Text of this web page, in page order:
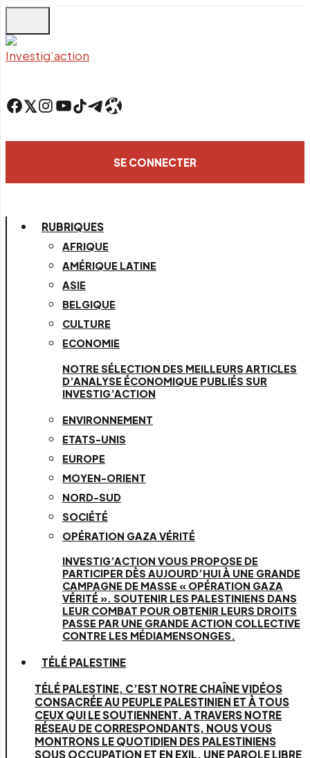
to
main
Facebook Twitter Instagram YouTube TikTok TelegramLien
SE CONNECTER
RUBRIQUES
AFRIQUE
AMÉRIQUE LATINE
ASIE
BELGIQUE
CULTURE
ECONOMIE
NOTRE SÉLECTION DES MEILLEURS ARTICLES
D’ANALYSE ÉCONOMIQUE PUBLIÉS SUR
INVESTIG’ACTION
ENVIRONNEMENT
ETATS-UNIS
EUROPE
MOYEN-ORIENT
NORD-SUD
SOCIÉTÉ
OPÉRATION GAZA VÉRITÉ
INVESTIG’ACTION VOUS PROPOSE DE
PARTICIPER DÈS AUJOURD’HUI À UNE GRANDE
CAMPAGNE DE MASSE « OPÉRATION GAZA
VÉRITÉ ». SOUTENIR LES PALESTINIENS DANS
LEUR COMBAT POUR OBTENIR LEURS DROITS
PASSE PAR UNE GRANDE ACTION COLLECTIVE
CONTRE LES MÉDIAMENSONGES.
TÉLÉ PALESTINE
TÉLÉ PALESTINE, C’EST NOTRE CHAÎNE VIDÉOS
CONSACRÉE AU PEUPLE PALESTINIEN ET À TOUS
CEUX QUI LE SOUTIENNENT. A TRAVERS NOTRE
RÉSEAU DE CORRESPONDANTS, NOUS VOUS
MONTRONS LE QUOTIDIEN DES PALESTINIENS
SOUS OCCUPATION ET EN EXIL. UNE PAROLE LIBRE